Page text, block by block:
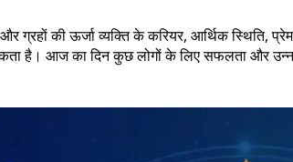
की ऊर्जा व्यक्ति के करियर, आर्थिक स्थिति,
है। आज का दिन कुछ लोगों के लिए सफलता और